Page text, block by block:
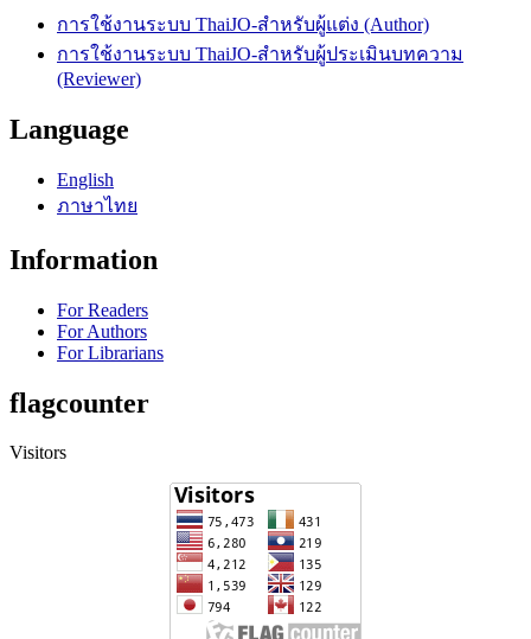
การใช้งานระบบ ThaiJO-สำหรับผู้แต่ง (Author)
การใช้งานระบบ ThaiJO-สำหรับผู้ประเมินบทความ
(Reviewer)
Language
English
ภาษาไทย
Information
For Readers
For Authors
For Librarians
flagcounter
Visitors